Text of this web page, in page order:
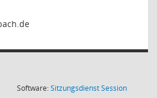
Software:SitzungsdienstSession(Wird in